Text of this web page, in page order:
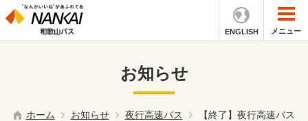
ENGLISH メニュー
お知らせ
ホーム お知らせ 夜行高速バス
【終了】夜行高速バス